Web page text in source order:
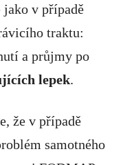
v případě
traktu:
a průjmy po
lepek.
že v případě
samotného